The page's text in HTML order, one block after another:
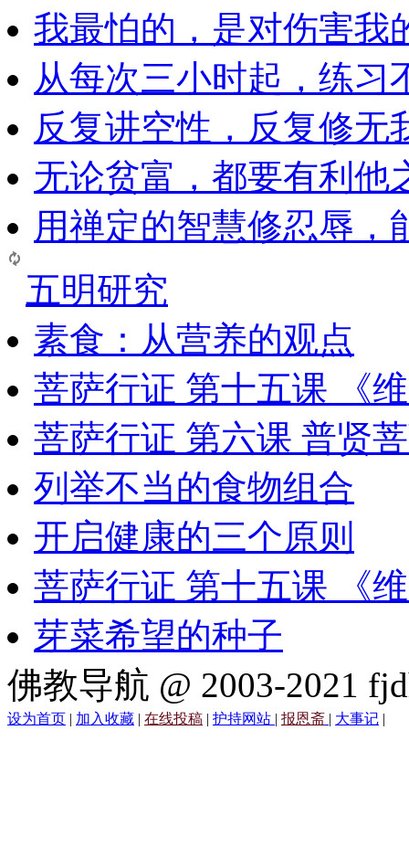
我最怕的，是对伤害我
从每次三小时起，练习
反复讲空性，反复修无
无论贫富，都要有利他
用禅定的智慧修忍辱，
五明研究
素食：从营养的观点
菩萨行证 第十五课 《
菩萨行证 第六课 普贤
列举不当的食物组合
开启健康的三个原则
菩萨行证 第十五课 《
芽菜希望的种子
佛教导航 @ 2003-2021
设为首页 | 加入收藏 | 在线投稿 | 护持网站 | 报恩斋 | 大事记 |